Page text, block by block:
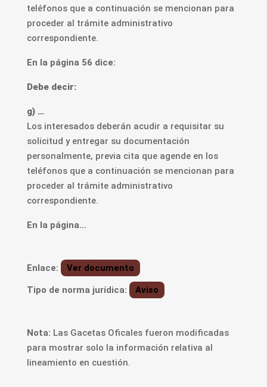
teléfonos que a continuación se mencionan para
proceder al trámite administrativo
correspondiente.
En la página 56 dice:
Debe decir:
g) …
Los interesados deberán acudir a requisitar su
solicitud y entregar su documentación
personalmente, previa cita que agende en los
teléfonos que a continuación se mencionan para
proceder al trámite administrativo
correspondiente.
En la página...
Enlace: Ver documento
Tipo de norma jurídica: Aviso
Nota: Las Gacetas Oficales fueron modificadas
para mostrar solo la información relativa al
lineamiento en cuestión.